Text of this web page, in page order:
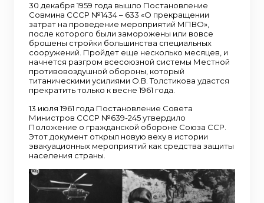
30 декабря 1959 года вышло Постановление
Совмина СССР №1434 – 633 «О прекращении
затрат на проведение мероприятий МПВО»,
после которого были заморожены или вовсе
брошены стройки большинства специальных
сооружений. Пройдет еще несколько месяцев, и
начнется разгром всесоюзной системы Местной
противовоздушной обороны, который
титаническими усилиями О.В. Толстикова удастся
прекратить только к весне 1961 года.
13 июля 1961 года Постановление Совета
Министров СССР №639-245 утвердило
Положение о гражданской обороне Союза ССР.
Этот документ открыл новую веху в истории
эвакуационных мероприятий как средства защиты
населения страны.